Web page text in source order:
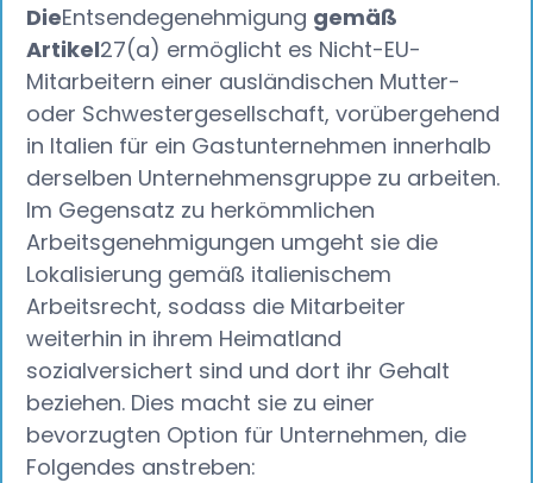
DieEntsendegenehmigung gemäß
Artikel27(a) ermöglicht es Nicht-EU-
Mitarbeitern einer ausländischen Mutter-
oder Schwestergesellschaft, vorübergehend
in Italien für ein Gastunternehmen innerhalb
derselben Unternehmensgruppe zu arbeiten.
Im Gegensatz zu herkömmlichen
Arbeitsgenehmigungen umgeht sie die
Lokalisierung gemäß italienischem
Arbeitsrecht, sodass die Mitarbeiter
weiterhin in ihrem Heimatland
sozialversichert sind und dort ihr Gehalt
beziehen. Dies macht sie zu einer
bevorzugten Option für Unternehmen, die
Folgendes anstreben: